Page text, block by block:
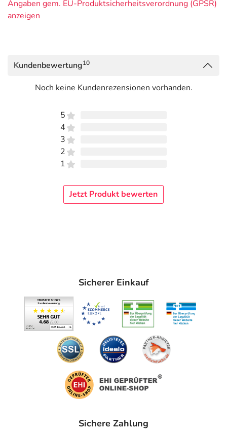
Angaben gem. EU-Produktsicherheitsverordnung (GPSR)
anzeigen
Kundenbewertung10
Noch keine Kundenrezensionen vorhanden.
5
4
3
2
1
Jetzt Produkt bewerten
Sicherer Einkauf
Sichere Zahlung